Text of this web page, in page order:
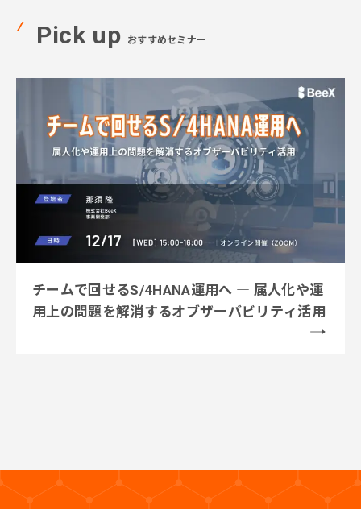
Pick up おすすめセミナー
チームで回せるS/4HANA運用へ ― 属人化や運
用上の問題を解消するオブザーバビリティ活用